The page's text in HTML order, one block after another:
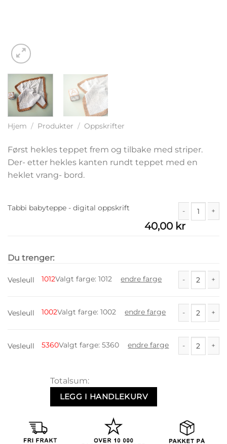
Hjem / Produkter / Oppskrifter
Først hekles teppet frem og tilbake med striper.
Der- etter hekles kanten rundt teppet med en
heklet vrang- bord.
Tabbi babyteppe - digital oppskrift
40,00 kr
Tabbi
Du trenger:
Vesleull 1012Valgt farge:1012 endre farge
Vesleull 1002Valgt farge:1002 endre farge
Vesleull 5360Valgt farge:5360 endre farge
Totalsum:
LEGG I HANDLEKURV